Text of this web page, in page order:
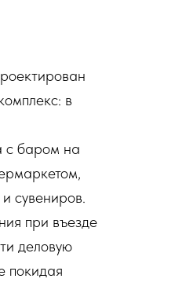
в
с баром на
сувениров.
при въезде
деловую
покидая